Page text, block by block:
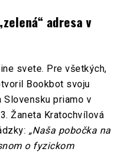
adresa v
svete. Pre všetkých,
Bookbot svoju
Slovensku priamo v
Žaneta Kratochvílová
„Naša pobočka na
o fyzickom